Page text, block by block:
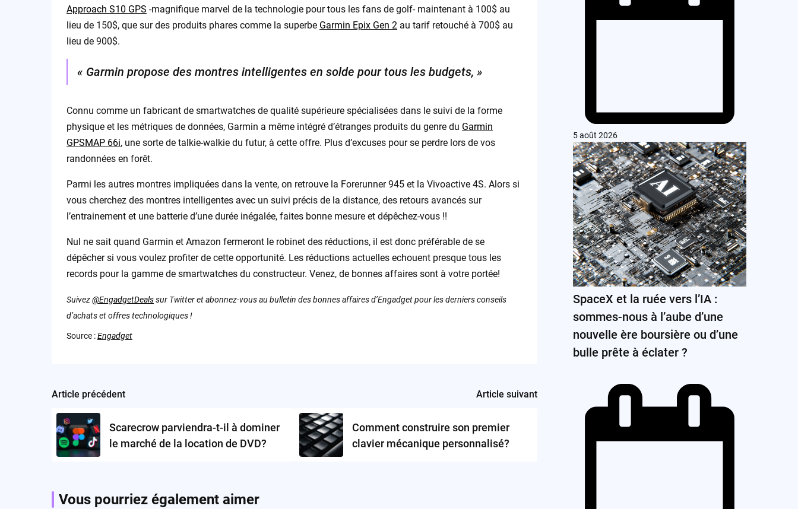
Approach S10 GPS -magnifique marvel de la technologie pour tous les fans de golf- maintenant à 100$ au
lieu de 150$, que sur des produits phares comme la superbe Garmin Epix Gen 2au tarif retouché à 700$ au
lieu de 900$.
« Garmin propose des montres intelligentes en solde pour tous les budgets, »
Connu comme un fabricant de smartwatches de qualité supérieure spécialisées dans le suivi de la forme
physique et les métriques de données, Garmin a même intégré d’étranges produits du genre du Garmin
GPSMAP 66i, une sorte de talkie-walkie du futur, à cette offre. Plus d’excuses pour se perdre lors de vos
randonnées en forêt.
Parmi les autres montres impliquées dans la vente, on retrouve la Forerunner 945 et la Vivoactive 4S. Alors si
vous cherchez des montres intelligentes avec un suivi précis de la distance, des retours avancés sur
l’entrainement et une batterie d’une durée inégalée, faites bonne mesure et dépêchez-vous !!
Nul ne sait quand Garmin et Amazon fermeront le robinet des réductions, il est donc préférable de se
dépêcher si vous voulez profiter de cette opportunité. Les réductions actuelles echouent presque tous les
records pour la gamme de smartwatches du constructeur. Venez, de bonnes affaires sont à votre portée!
Suivez@EngadgetDealssur Twitter et abonnez-vous au bulletin des bonnes affaires d’Engadget pour les derniers conseils
d’achats et offres technologiques !
Source :Engadget
Post
navigation
Article précédent
Scarecrow parviendra-t-il à dominer
le marché de la location de DVD?
Article suivant
Comment construire son premier
clavier mécanique personnalisé?
Vous pourriez également aimer
5 août 2026
SpaceX et la ruée vers l’IA :
sommes-nous à l’aube d’une
nouvelle ère boursière ou d’une
bulle prête à éclater ?